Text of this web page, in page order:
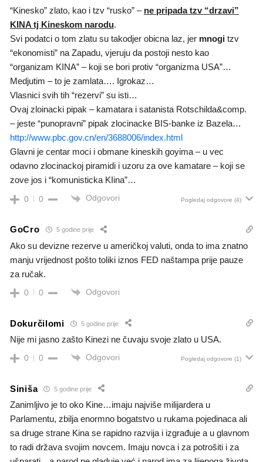
“Kinesko” zlato, kao i tzv “rusko” – ne pripada tzv “drzavi”
KINA tj Kineskom narodu.
Svi podatci o tom zlatu su takodjer obicna laz, jer mnogi tzv
“ekonomisti” na Zapadu, vjeruju da postoji nesto kao
“organizam KINA” – koji se bori protiv “organizma USA”…
Medjutim – to je zamlata…. Igrokaz…
Vlasnici svih tih “rezervi” su isti…
Ovaj zloinacki pipak – kamatara i satanista Rotschilda&comp.
– jeste “punopravni” pipak zlocinacke BIS-banke iz Bazela…
http://www.pbc.gov.cn/en/3688006/index.html
Glavni je centar moci i obmane kineskih goyima – u vec
odavno zlocinackoj piramidi i uzoru za ove kamatare – koji se
zove jos i “komunisticka KIina”…
0 0 Odgovori Pogledaj odgovore (4)
GoCro 5 godine prije
Ako su devizne rezerve u američkoj valuti, onda to ima znatno
manju vrijednost pošto toliki iznos FED naštampa prije pauze
za ručak.
0 0 Odgovori
Dokurčilomi 5 godine prije
Nije mi jasno zašto Kinezi ne čuvaju svoje zlato u USA.
0 0 Odgovori Pogledaj odgovore (1)
Siniša 5 godine prije
Zanimljivo je to oko Kine…imaju najviše milijardera u
Parlamentu, zbilja enormno bogatstvo u rukama pojedinaca ali
sa druge strane Kina se rapidno razvija i izgrađuje a u glavnom
to radi država svojim novcem. Imaju novca i za potrošiti i za